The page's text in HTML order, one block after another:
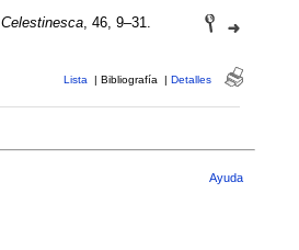
Celestinesca, 46, 9–31.
Lista | Bibliografía | Detalles
Ayuda